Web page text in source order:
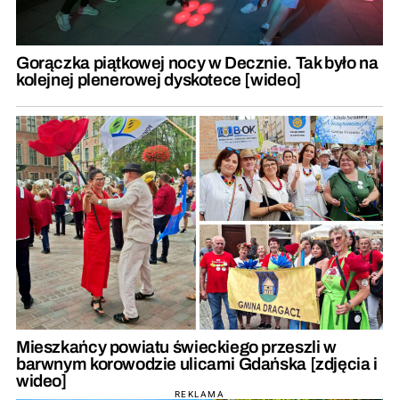
Gorączka piątkowej nocy w Decznie. Tak było na
kolejnej plenerowej dyskotece [wideo]
Mieszkańcy powiatu świeckiego przeszli w
barwnym korowodzie ulicami Gdańska [zdjęcia i
wideo]
REKLAMA